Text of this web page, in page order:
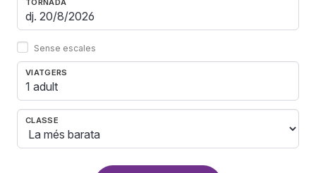
Sense escales
VIATGERS
1 adult
CLASSE